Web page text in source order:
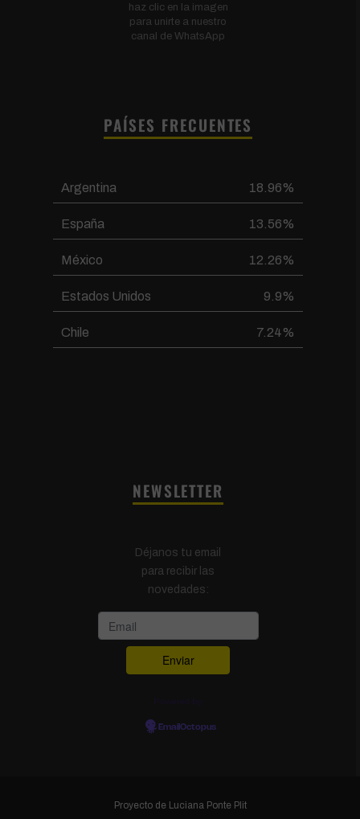
haz clic en la imagen
para unirte a nuestro
canal de WhatsApp
PAÍSES FRECUENTES
Argentina 18.96%
España 13.56%
México 12.26%
Estados Unidos 9.9%
Chile 7.24%
NEWSLETTER
Déjanos tu email
para recibir las
novedades:
EmailOctopus
Proyecto de Luciana Ponte Plit